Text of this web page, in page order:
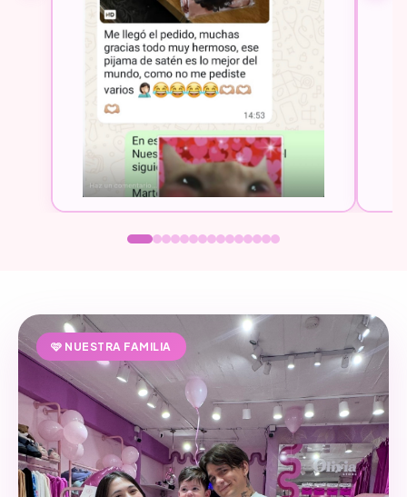
🩷 NUESTRA FAMILIA